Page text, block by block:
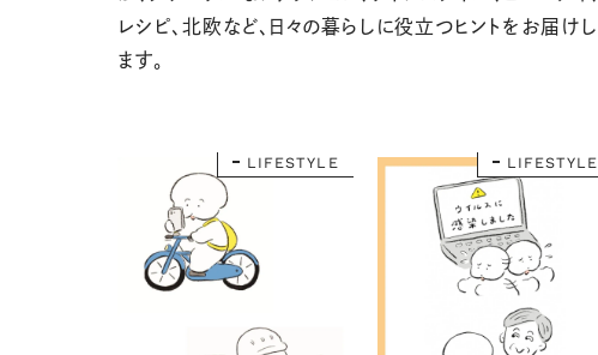
レシピ、北欧など、日々の暮らしに役立つヒントをお届けし
ます。
LIFESTYLE LIFESTYLE